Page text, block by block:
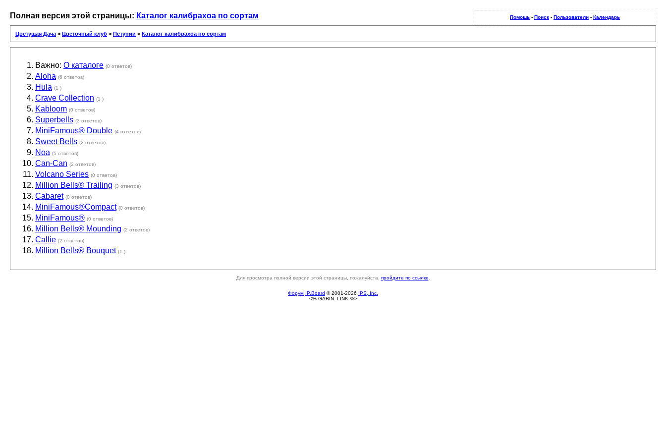
Помощь - Поиск - Пользователи - Календарь
Полная версия этой страницы: Каталог калибрахоа по сортам
Цветущая Дача > Цветочный клуб > Петунии > Каталог калибрахоа по сортам
Важно: О каталоге (0 ответов)
Aloha (6 ответов)
Hula (1 )
Crave Collection (1 )
Kabloom (0 ответов)
Superbells (3 ответов)
MiniFamous® Double (4 ответов)
Sweet Bells (2 ответов)
Noa (5 ответов)
Can-Can (2 ответов)
Volcano Series (0 ответов)
Million Bells® Trailing (3 ответов)
Cabaret (0 ответов)
MiniFamous®Compact (0 ответов)
MiniFamous® (0 ответов)
Million Bells® Mounding (2 ответов)
Callie (2 ответов)
Million Bells® Bouquet (1 )
Для просмотра полной версии этой страницы, пожалуйста, пройдите по ссылке
Форум IP.Board © 2001-2026 IPS, Inc.
<% GARIN_LINK %>